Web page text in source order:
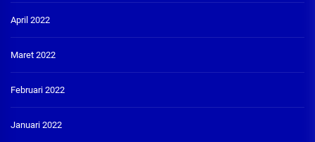
April 2022
Maret 2022
Februari 2022
Januari 2022